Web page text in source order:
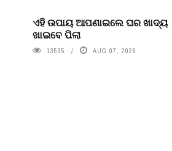
ଏହି ଉପାୟ ଆପଣାଇଲେ ଘର ଖାଦ୍ୟ
ଖାଇବେ ପିଲା
13535 AUG 07, 2026